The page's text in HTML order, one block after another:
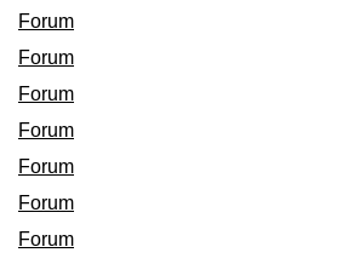
Forum
Forum
Forum
Forum
Forum
Forum
Forum